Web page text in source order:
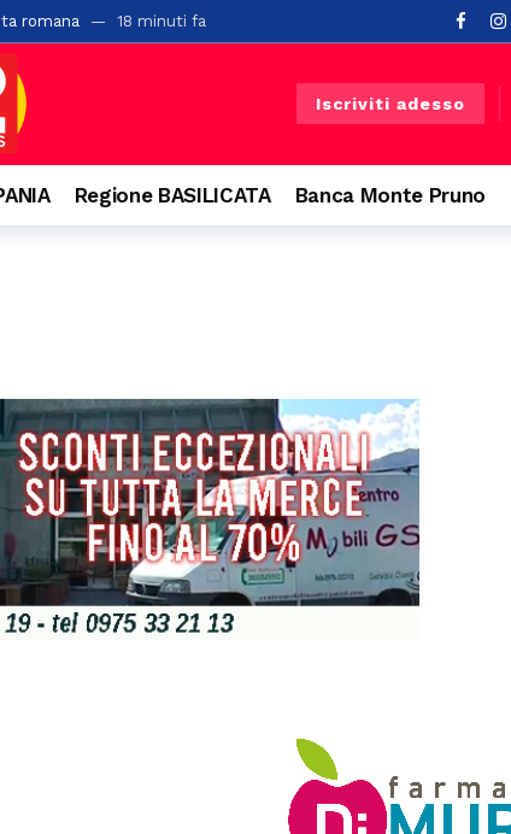
romana 18 minuti fa
di spettacolo, cultura e grandi protagonisti
la sospensione dell’attività
commercianti segnalati
bruciare un nido di vespe
diventi la prima infrastruttura”
in ospedale
Iscriviti adesso
Regione BASILICATA Banca Monte Pruno